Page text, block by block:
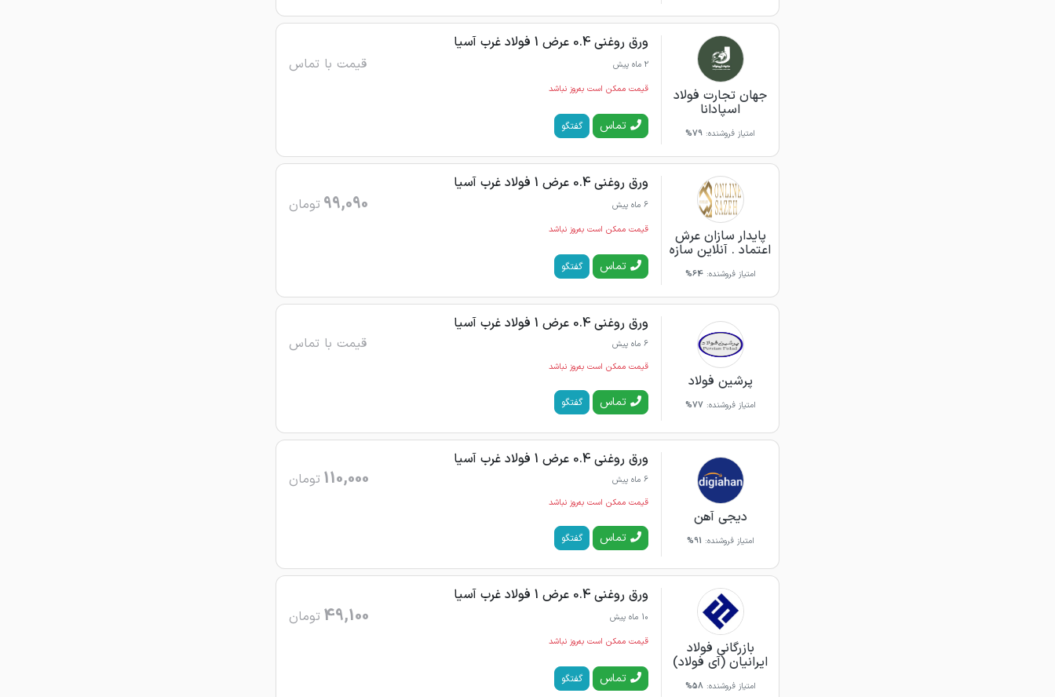
جهان تجارت فولاد
اسپادانا
امتیاز فروشنده: 79%
ورق روغنی 0.4 عرض 1 فولاد غرب آسیا
2 ماه پیش قیمت با تماس
قیمت ممکن است به‌روز نباشد
تماس گفتگو
پایدار سازان عرش
اعتماد . آنلاین سازه
امتیاز فروشنده:64%
ورق روغنی 0.4 عرض 1 فولاد غرب آسیا
6 ماه پیش 99,090 تومان
قیمت ممکن است به‌روز نباشد
تماس گفتگو
پرشین فولاد
امتیاز فروشنده: 77%
ورق روغنی 0.4 عرض 1 فولاد غرب آسیا
6 ماه پیش قیمت با تماس
قیمت ممکن است به‌روز نباشد
تماس گفتگو
دیجی آهن
امتیاز فروشنده: 91%
ورق روغنی 0.4 عرض 1 فولاد غرب آسیا
6 ماه پیش 110,000 تومان
قیمت ممکن است به‌روز نباشد
تماس گفتگو
بازرگانی فولاد
ایرانیان (آی فولاد)
امتیاز فروشنده: 58%
ورق روغنی 0.4 عرض 1 فولاد غرب آسیا
10 ماه پیش 49,100 تومان
قیمت ممکن است به‌روز نباشد
تماس گفتگو